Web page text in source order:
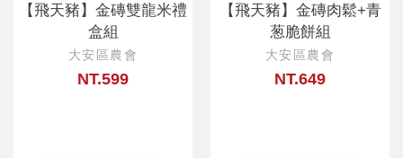
【飛天豬】金磚雙龍米禮
盒組
大安區農會
NT.599
【飛天豬】金磚肉鬆+青
葱脆餅組
大安區農會
NT.649